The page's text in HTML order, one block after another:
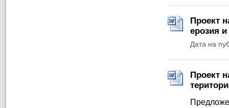
Проект
ерозия
Дата на
Проект